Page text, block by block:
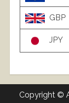
GBP
JPY
Copyright ©